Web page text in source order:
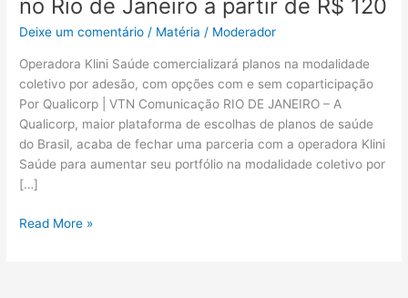
no Rio de Janeiro a partir de R$ 120
Deixe um comentário / Matéria / Moderador
Operadora Klini Saúde comercializará planos na modalidade
coletivo por adesão, com opções com e sem coparticipação
Por Qualicorp | VTN Comunicação RIO DE JANEIRO – A
Qualicorp, maior plataforma de escolhas de planos de saúde
do Brasil, acaba de fechar uma parceria com a operadora Klini
Saúde para aumentar seu portfólio na modalidade coletivo por
[…]
a
partir
de
R$
120
Read More »